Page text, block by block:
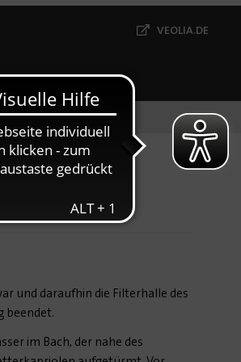
VEOLIA.DE
und daraufhin die Filterhalle des
beendet.
im Bach, der nahe des